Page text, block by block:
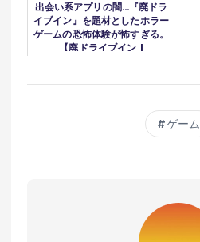
出会い系アプリの闇…『廃ドラ
イブイン』を題材としたホラー
ゲームの恐怖体験が怖すぎる。
【廃ドライブイン |
ゲーム